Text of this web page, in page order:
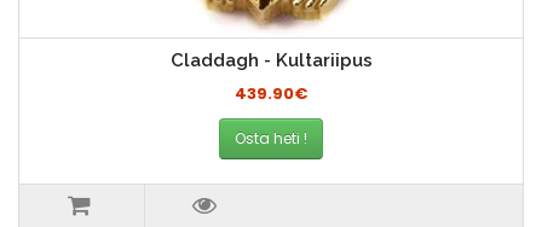
Claddagh - Kultariipus
439.90€
Osta heti !